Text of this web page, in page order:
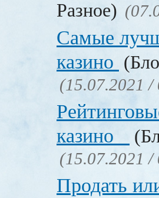
Разное)
Самые
казино
(15.07.2021 /
казино
(15.07.2021 /
Продать